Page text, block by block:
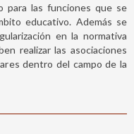
para las funciones que se
educativo. Además se
en la normativa
realizar las asociaciones
dentro del campo de la